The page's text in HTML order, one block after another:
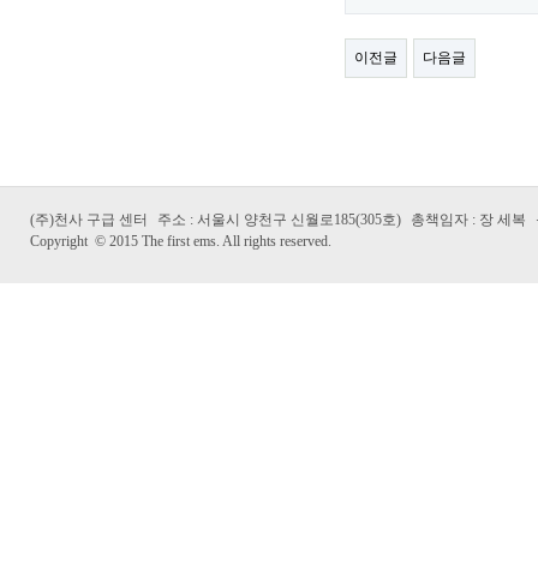
이전글 다음글
(주)천사 구급 센터 주소 : 서울시 양천구 신월로185(305호) 총책임자 : 장 세복
Copyright © 2015 The first ems. All rights reserved.